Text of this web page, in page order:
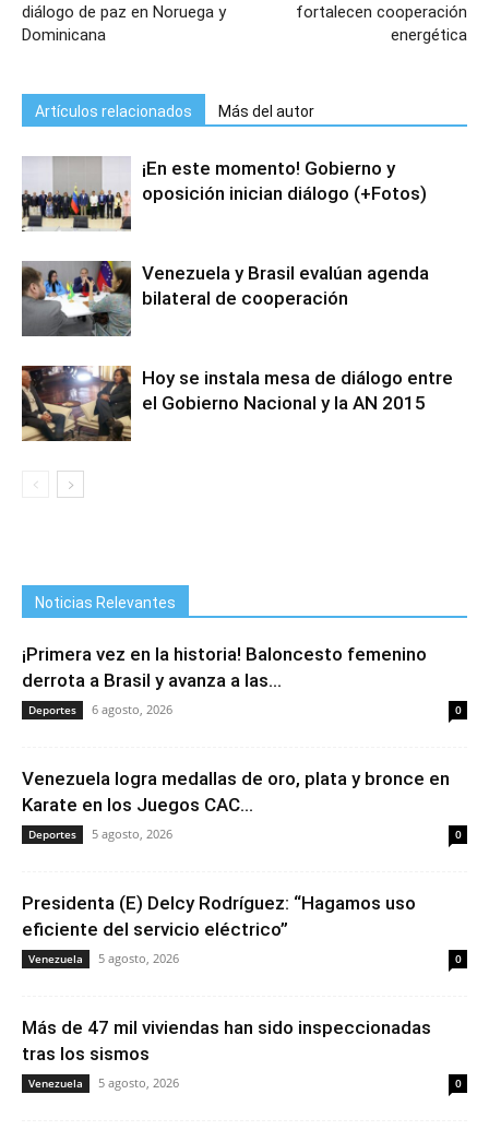
diálogo de paz en Noruega y
Dominicana
fortalecen cooperación
energética
Artículos relacionados Más del autor
¡En este momento! Gobierno y
oposición inician diálogo (+Fotos)
Venezuela y Brasil evalúan agenda
bilateral de cooperación
Hoy se instala mesa de diálogo entre
el Gobierno Nacional y la AN 2015
Noticias Relevantes
¡Primera vez en la historia! Baloncesto femenino
derrota a Brasil y avanza a las...
Deportes 6 agosto, 2026 0
Venezuela logra medallas de oro, plata y bronce en
Karate en los Juegos CAC...
Deportes 5 agosto, 2026 0
Presidenta (E) Delcy Rodríguez: “Hagamos uso
eficiente del servicio eléctrico”
Venezuela 5 agosto, 2026 0
Más de 47 mil viviendas han sido inspeccionadas
tras los sismos
Venezuela 5 agosto, 2026 0